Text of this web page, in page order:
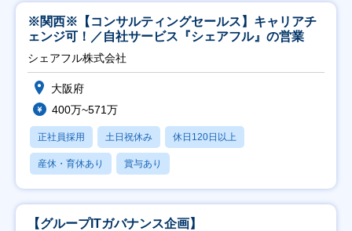
※関西※【コンサルティングセールス】キャリアチ
ェンジ可！／自社サービス『シェアフル』の営業
シェアフル株式会社
大阪府
400万~571万
正社員採用 土日祝休み 休日120日以上
産休・育休あり 賞与あり
【グループITガバナンス企画】